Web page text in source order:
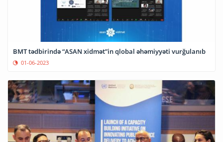
BMT tədbirində “ASAN xidmət”in qlobal əhəmiyyəti vurğulanıb
01-06-2023